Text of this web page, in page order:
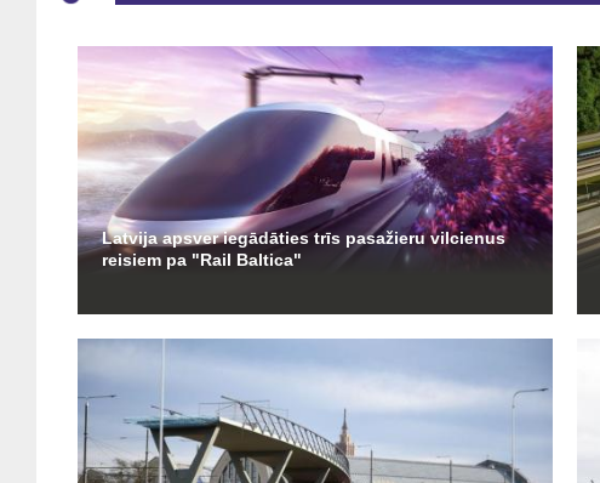
Latvija apsver iegādāties trīs pasažieru vilcienus
reisiem pa "Rail Baltica"